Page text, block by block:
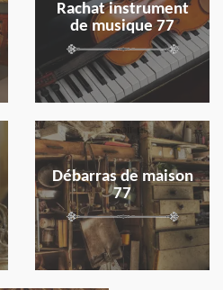
Rachat instrument
de musique 77
Débarras de maison
77
en savoir plus